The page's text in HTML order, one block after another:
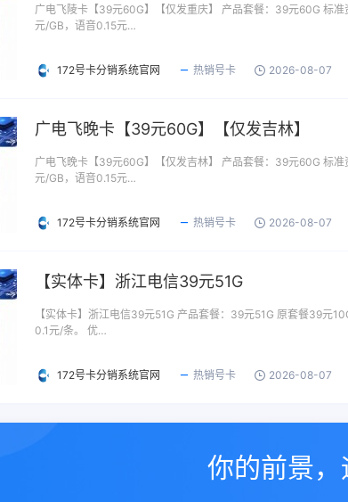
广电飞陵卡【39元60G】【仅发重庆】 产品套餐：39元60G 标
元/GB，语音0.15元…
172号卡分销系统官网 热销号卡 2026-08-07
广电飞晚卡【39元60G】【仅发吉林】
广电飞晚卡【39元60G】【仅发吉林】 产品套餐：39元60G 标
元/GB，语音0.15元…
172号卡分销系统官网 热销号卡 2026-08-07
【实体卡】浙江电信39元51G
【实体卡】浙江电信39元51G 产品套餐：39元51G 原套餐39元
0.1元/条。 优…
172号卡分销系统官网 热销号卡 2026-08-07
你的前景